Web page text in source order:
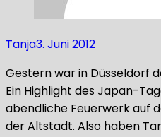
Tanja3. Juni 2012
Gestern war in Düsseldorf
Ein Highlight des Japan-
abendliche Feuerwerk auf
der Altstadt. Also haben